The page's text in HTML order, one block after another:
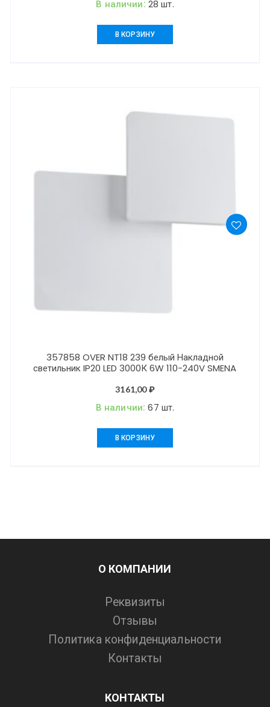
В наличии: 28 шт.
В КОРЗИНУ
357858 OVER NT18 239 белый Накладной
светильник IP20 LED 3000К 6W 110-240V SMENA
3161,00₽
В наличии:67 шт.
В КОРЗИНУ
О КОМПАНИИ
Реквизиты
Отзывы
Политика конфиденциальности
Контакты
КОНТАКТЫ